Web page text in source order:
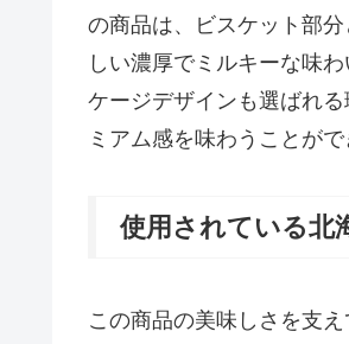
の商品は、ビスケット部
しい濃厚でミルキーな味
ケージデザインも選ばれ
ミアム感を味わうことが
使用されている北
この商品の美味しさを支